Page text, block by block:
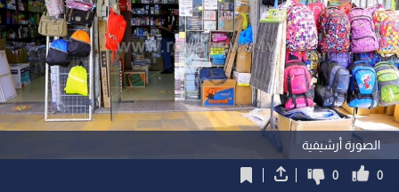
الصورة أرشيفية
0
0